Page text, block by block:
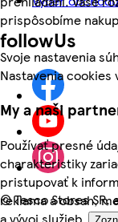
prispôsobíme
Svoje nastavenia
Nastavenia
My a naši
Používať presné
charakteristiky
pristupovať k
reklama a obsah,
followUs
©Tesco Stores SR,